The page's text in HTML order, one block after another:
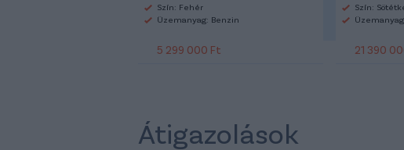
Szín: Fehér
Üzemanyag: Benzin
5 299 000 Ft
Szín:
21 390
Átigazolások